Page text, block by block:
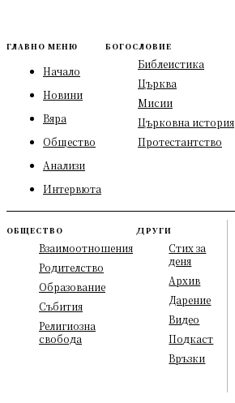
ГЛАВНО МЕНЮ
Начало
Новини
Вяра
Общество
Анализи
Интервюта
БОГОСЛОВИЕ
Библеистика
Църква
Мисии
Църковна история
Протестантство
ОБЩЕСТВО
Взаимоотношения
Родителство
Образование
Събития
Религиозна
свобода
ДРУГИ
Стих за
деня
Архив
Дарение
Видео
Подкаст
Връзки